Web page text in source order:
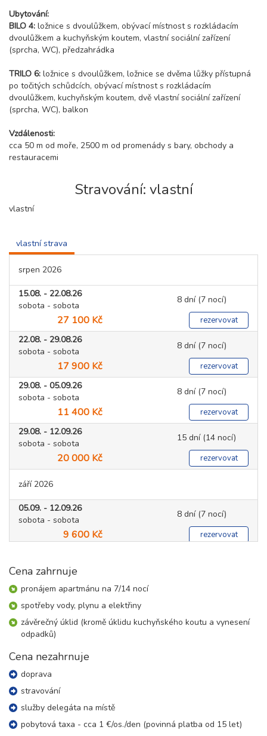
Ubytování:
BILO 4: ložnice s dvoulůžkem, obývací místnost s rozkládacím
dvoulůžkem a kuchyňským koutem, vlastní sociální zařízení
(sprcha, WC), předzahrádka
TRILO 6: ložnice s dvoulůžkem, ložnice se dvěma lůžky přístupná
po točitých schůdcích, obývací místnost s rozkládacím
dvoulůžkem, kuchyňským koutem, dvě vlastní sociální zařízení
(sprcha, WC), balkon
Vzdálenosti:
cca 50 m od moře, 2500 m od promenády s bary, obchody a
restauracemi
Stravování: vlastní
vlastní
vlastní strava
srpen 2026
15.08. - 22.08.26
sobota - sobota
8 dní (7 nocí)
27 100 Kč rezervovat
22.08. - 29.08.26
sobota - sobota
8 dní (7 nocí)
17 900 Kč rezervovat
29.08. - 05.09.26
sobota - sobota
8 dní (7 nocí)
11 400 Kč rezervovat
29.08. - 12.09.26
sobota - sobota
15 dní (14 nocí)
20 000 Kč rezervovat
září 2026
05.09. - 12.09.26
sobota - sobota
8 dní (7 nocí)
9 600 Kč rezervovat
sobota - sobota
9 600 Kč
19.09. - 26.09.26
sobota - sobota
9 600 Kč rezervovat
Cena zahrnuje
pronájem apartmánu na 7/14 nocí
spotřeby vody, plynu a elektřiny
závěrečný úklid (kromě úklidu kuchyňského koutu a vynesení
odpadků)
Cena nezahrnuje
doprava
stravování
služby delegáta na místě
pobytová taxa - cca 1 €/os./den (povinná platba od 15 let)